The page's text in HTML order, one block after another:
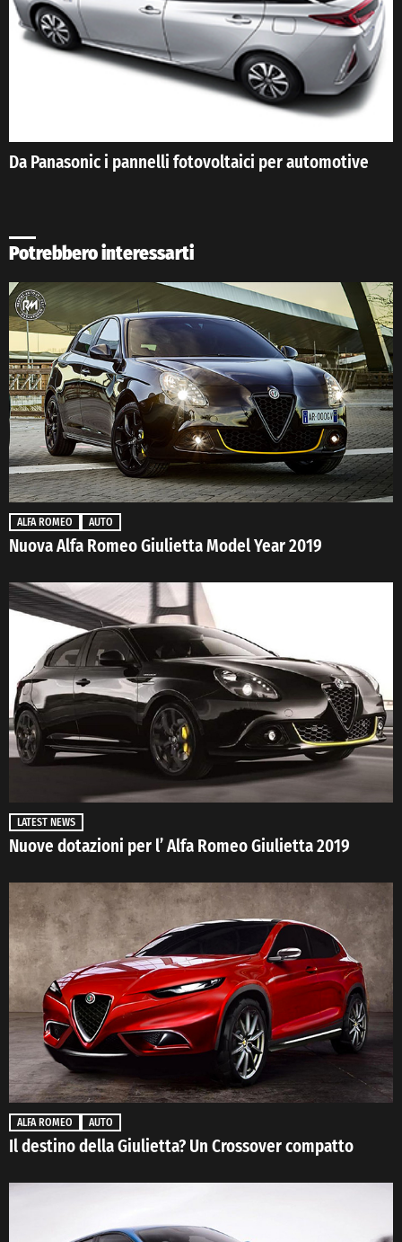
Da Panasonic i pannelli fotovoltaici per automotive
Potrebbero interessarti
ALFA ROMEO AUTO
Nuova Alfa Romeo Giulietta Model Year 2019
LATEST NEWS
Nuove dotazioni per l’ Alfa Romeo Giulietta 2019
ALFA ROMEO AUTO
Il destino della Giulietta? Un Crossover compatto